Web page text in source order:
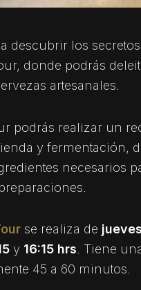
descubrir los
donde podrás
artesanales.
podrás realizar un
y fermentación,
necesarios
se realiza de
y 16:15 hrs . Tiene
45 a 60 minutos.